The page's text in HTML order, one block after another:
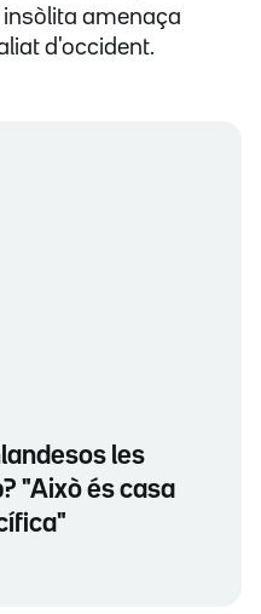
amenaça
d'occident.
les
"Això és casa